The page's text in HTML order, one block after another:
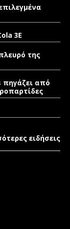
3E
της
από
ειδήσεις